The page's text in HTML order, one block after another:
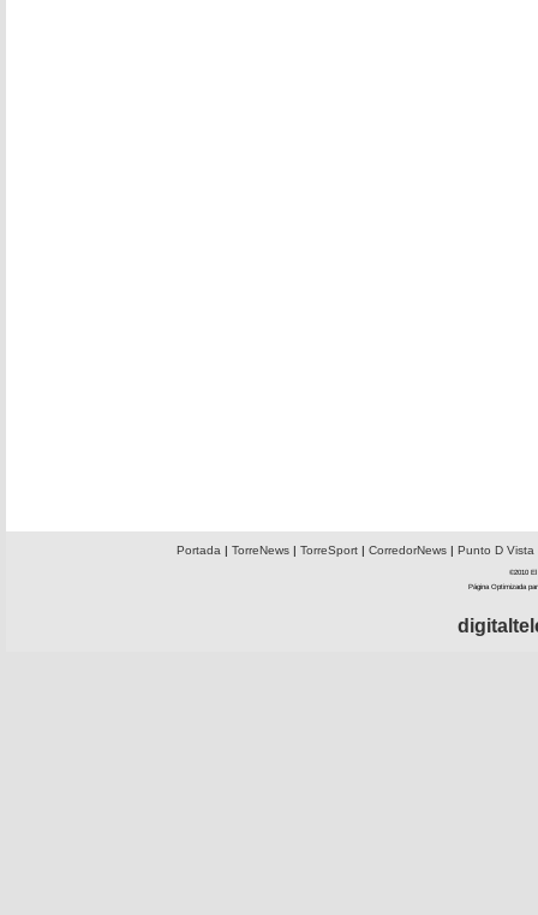
Portada | TorreNews| TorreSport| CorredorNews| Punto D Vista
©2010 El
Página Optimizada